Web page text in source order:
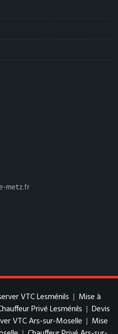
metz.fr
VTC Lesménils | Mise à
Privé Lesménils | Devis
VTC Ars-sur-Moselle | Mise